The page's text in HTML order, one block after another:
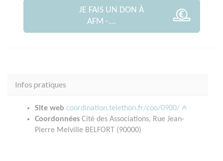
JE FAIS UN DON À
AFM -...
Infos pratiques
Site web coordination.telethon.fr/coo/0900/
Coordonnées Cité des Associations, Rue Jean-
Pierre Melville BELFORT (90000)